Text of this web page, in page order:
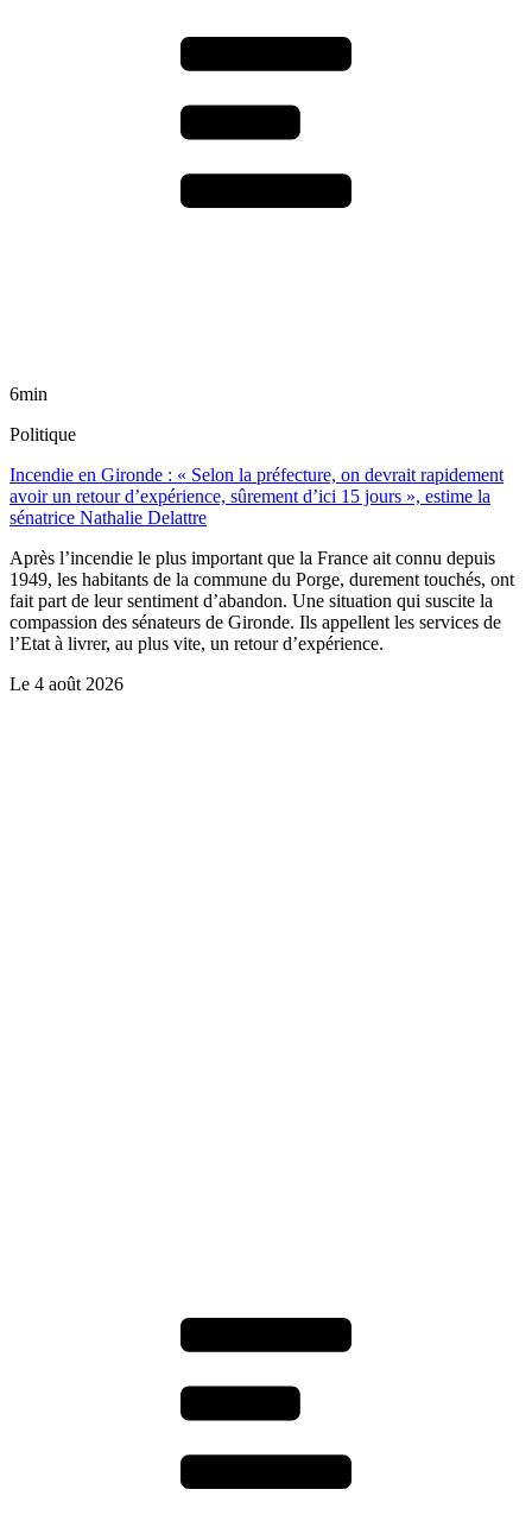
6min
Politique
Incendie en Gironde : « Selon la préfecture, on devrait rapidement
avoir un retour d’expérience, sûrement d’ici 15 jours », estime la
sénatrice Nathalie Delattre
Après l’incendie le plus important que la France ait connu depuis
1949, les habitants de la commune du Porge, durement touchés, ont
fait part de leur sentiment d’abandon. Une situation qui suscite la
compassion des sénateurs de Gironde. Ils appellent les services de
l’Etat à livrer, au plus vite, un retour d’expérience.
Le 4 août 2026